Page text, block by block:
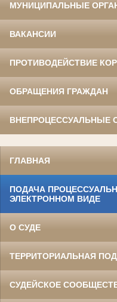
МУНИЦИПАЛЬНЫЕ
ВАКАНСИИ
ПРОТИВОДЕЙСТВИЕ
ОБРАЩЕНИЯ ГРАЖДАН
ВНЕПРОЦЕССУАЛЬНЫЕ
ГЛАВНАЯ
ПОДАЧА
ЭЛЕКТРОННОМ ВИДЕ
О СУДЕ
ТЕРРИТОРИАЛЬНАЯ
СУДЕЙСКОЕ